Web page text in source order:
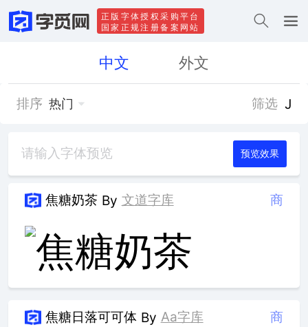
正版字体授权采购平台
国家正规注册备案网站
中文 外文
排序 热门 筛选 J
预览效果
焦糖奶茶 By 文道字库 商
焦糖日落可可体 By Aa字库 商